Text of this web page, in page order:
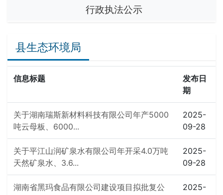
行政执法公示
县生态环境局
信息标题
发布日
期
关于湖南瑞斯新材料科技有限公司年产5000
吨云母板、6000...
2025-
09-28
关于平江山润矿泉水有限公司年开采4.0万吨
天然矿泉水、3.6...
2025-
09-28
湖南省黑玛食品有限公司建设项目拟批复公
2025-